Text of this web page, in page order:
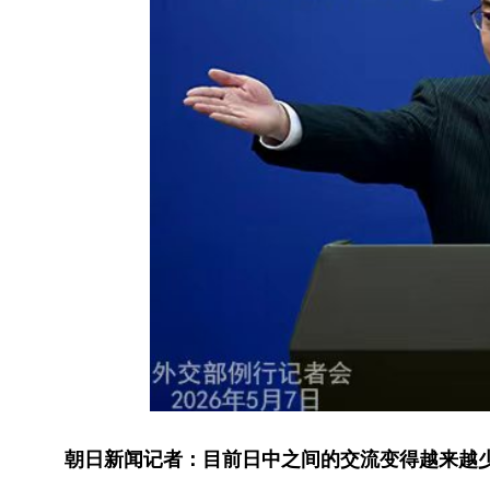
朝日新闻记者：目前日中之间的交流变得越来